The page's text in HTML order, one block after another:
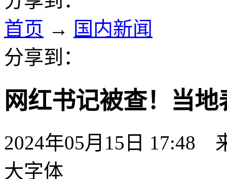
首页 → 国内新闻
分享到：
网红书记被查！当地
2024年05月15日 17:48
大字体